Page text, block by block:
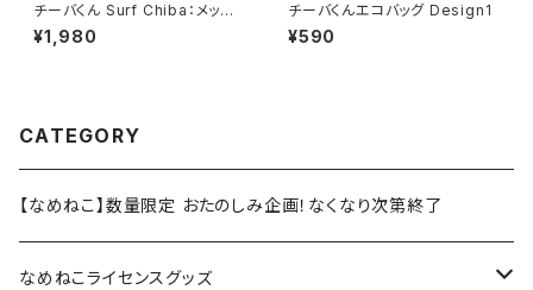
チーバくん Surf Chiba：メッシ
ュキャップ（Aホワイト）
¥1,980
チーバくんエコバッグ Design1
¥590
CATEGORY
【なめねこ】数量限定 おたのしみ企画！なくなり次第終了
なめねこライセンスグッズ